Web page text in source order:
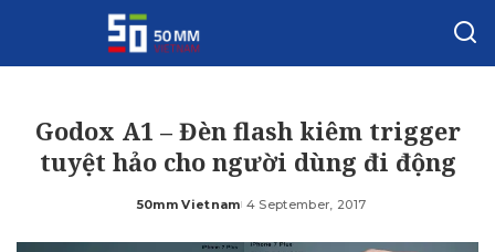
Godox A1 – Đèn flash kiêm trigger
tuyệt hảo cho người dùng đi động
Posted
50mm Vietnam 4 September, 2017